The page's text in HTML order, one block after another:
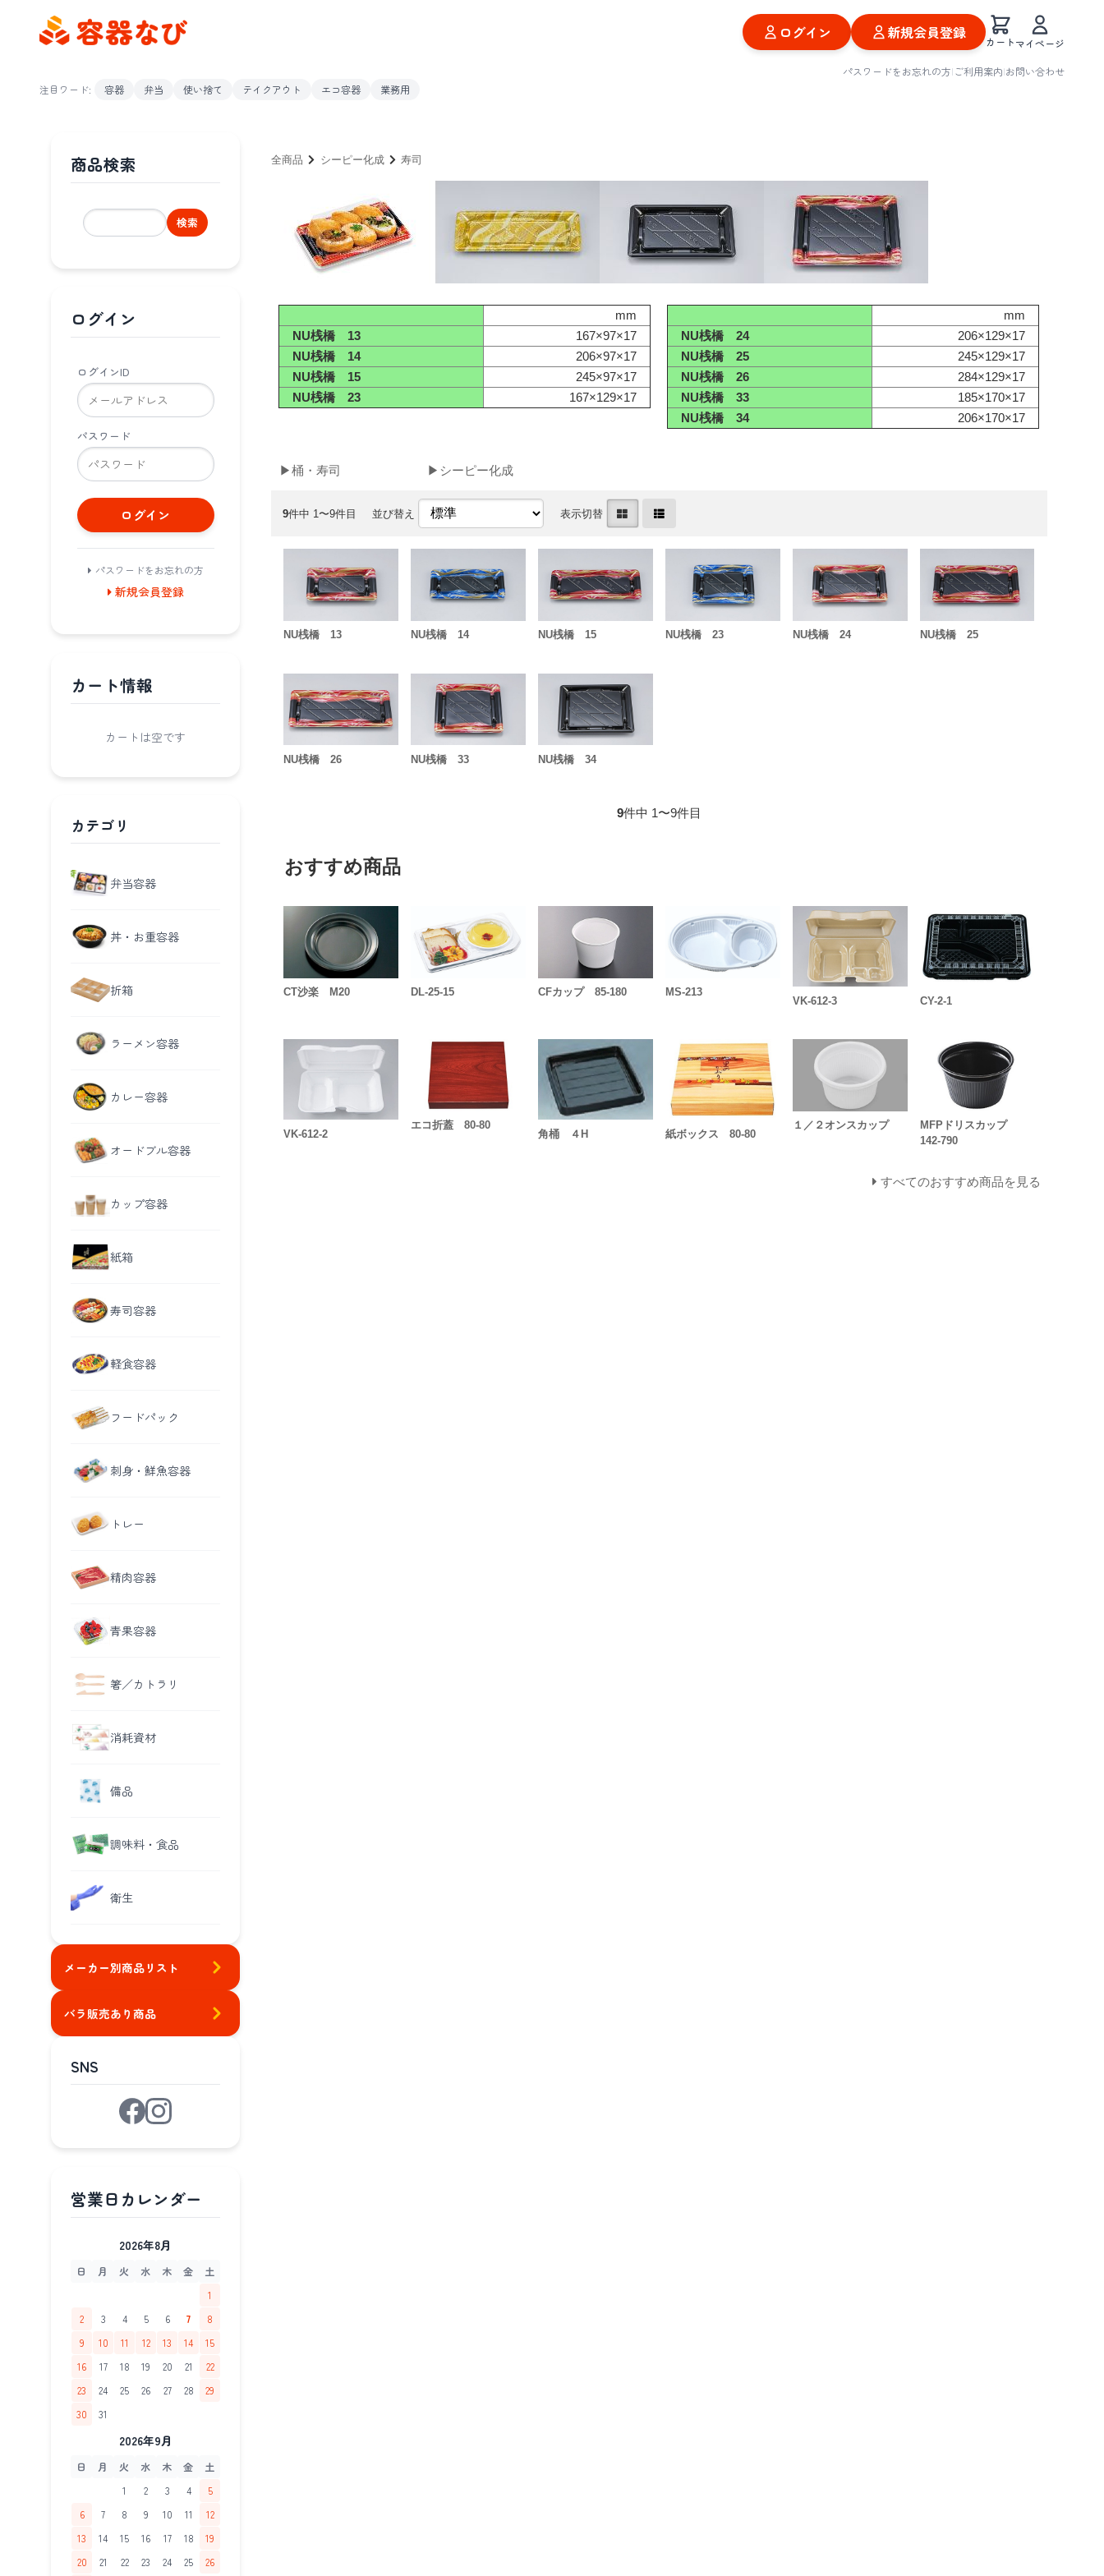
ログイン 新規会員登録 カートマイページ
パスワードをお忘れの方|ご利用案内|お問い合わせ
注目ワード:
容器 弁当 使い捨て テイクアウト エコ容器 業務用
全商品 シーピー化成 寿司
mm
NU桟橋 13
167×97×17
NU桟橋 14
206×97×17
NU桟橋 15
245×97×17
NU桟橋 23
167×129×17
mm
NU桟橋 24
206×129×17
NU桟橋 25
245×129×17
NU桟橋 26
284×129×17
NU桟橋 33
185×170×17
NU桟橋 34
206×170×17
▶桶・寿司 ▶シーピー化成
9件中 1〜9件目 並び替え 表示切替
NU桟橋 13 NU桟橋 14 NU桟橋 15 NU桟橋 23 NU桟橋 24 NU桟橋 25
NU桟橋 26 NU桟橋 33 NU桟橋 34
9件中 1〜9件目
おすすめ商品
CT沙楽 M20 DL-25-15 CFカップ 85-180 MS-213
VK-612-3 CY-2-1
VK-612-2
エコ折蓋 80-80
角桶 ４H 紙ボックス 80-80
１／２オンスカップ
MFPドリスカップ
142-790
すべてのおすすめ商品を見る
商品検索
検索
ログイン
ログインID
パスワード
ログイン
パスワードをお忘れの方
新規会員登録
カート情報
カートは空です
カテゴリ
弁当容器
丼・お重容器
折箱
ラーメン容器
カレー容器
オードブル容器
カップ容器
紙箱
寿司容器
軽食容器
フードパック
刺身・鮮魚容器
トレー
精肉容器
青果容器
箸／カトラリ
消耗資材
備品
調味料・食品
衛生
メーカー別商品リスト
バラ販売あり商品
SNS
2026年8月
日 月 火 水 木 金
土
1
2
3 4 5 6 7
8
9
10 11 12 13 14
15
16
17 18 19 20 21
22
23
24 25 26 27 28
29
30
31
2026年9月
日 月 火 水 木 金
土
1
2 3 4
5
6
7 8 9 10 11
12
13
14 15 16 17 18
19
20
21 22 23 24 25
26